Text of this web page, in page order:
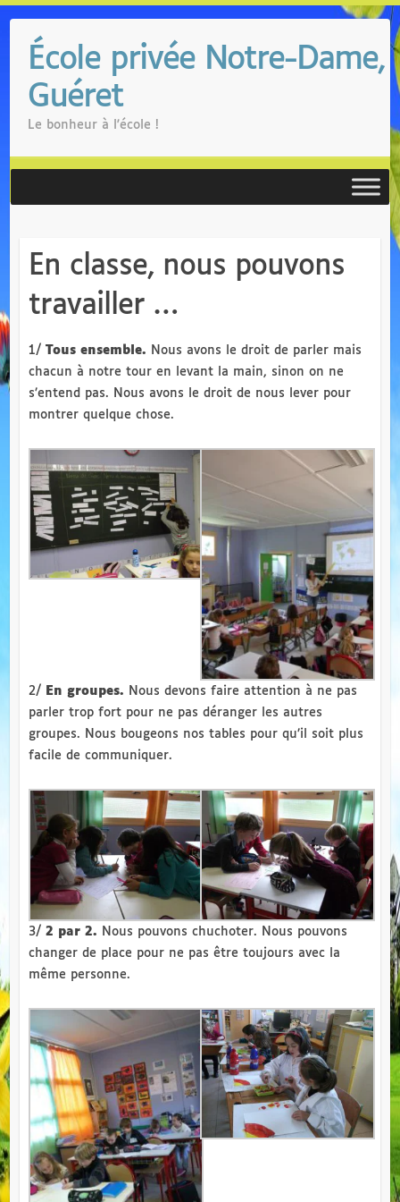
contentÉcole privée Notre-Dame,
Guéret
Le bonheur à l'école !
En classe, nous pouvons
travailler …
1/ Tous ensemble. Nous avons le droit de parler mais
chacun à notre tour en levant la main, sinon on ne
s’entend pas. Nous avons le droit de nous lever pour
montrer quelque chose.
2/ En groupes. Nous devons faire attention à ne pas
parler trop fort pour ne pas déranger les autres
groupes. Nous bougeons nos tables pour qu’il soit plus
facile de communiquer.
3/ 2 par 2. Nous pouvons chuchoter. Nous pouvons
changer de place pour ne pas être toujours avec la
même personne.